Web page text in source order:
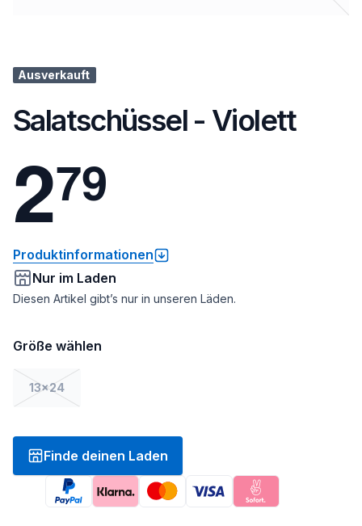
Ausverkauft
Salatschüssel - Violett
279
Produktinformationen
Nur im Laden
Diesen Artikel gibt’s nur in unseren Läden.
Größe wählen
13x24
Finde deinen Laden